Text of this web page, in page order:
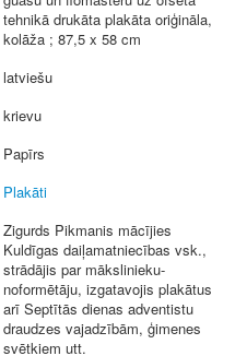
tehnikā drukāta plakāta oriģināla,
kolāža ; 87,5 x 58 cm
latviešu
krievu
Papīrs
Plakāti
Zigurds Pikmanis mācījies
Kuldīgas daiļamatniecības vsk.,
strādājis par mākslinieku-
noformētāju, izgatavojis plakātus
arī Septītās dienas adventistu
draudzes vajadzībām, ģimenes
svētkiem utt.